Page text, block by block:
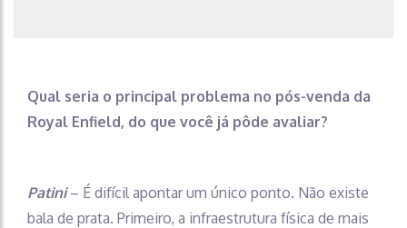
Qual seria o principal problema no pós-venda da
Royal Enfield, do que você já pôde avaliar?
Patini– É difícil apontar um único ponto. Não existe
bala de prata. Primeiro, a infraestrutura física de mais